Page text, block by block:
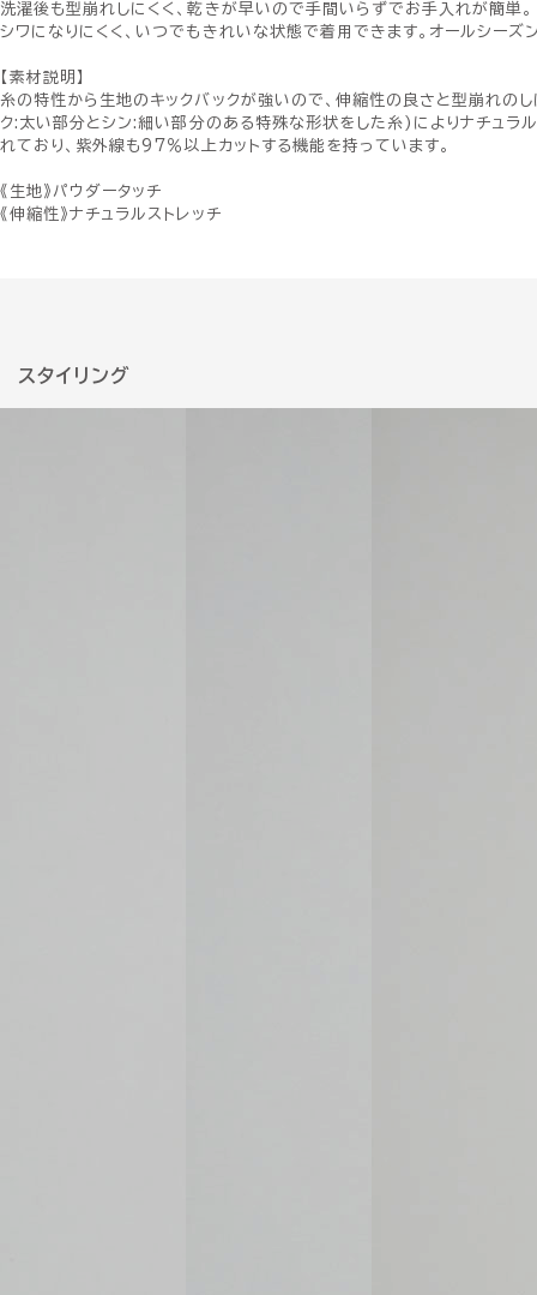
洗濯後も型崩れしにくく、乾きが早いので手間いらずでお手入れが簡単。
シワになりにくく、いつでもきれいな状態で着用できます。オールシー
【素材説明】
糸の特性から生地のキックバックが強いので、伸縮性の良さと型崩れ
ク:太い部分とシン:細い部分のある特殊な形状をした糸)によりナチュラ
れており、紫外線も97％以上カットする機能を持っています。
《生地》パウダータッチ
《伸縮性》ナチュラルストレッチ
スタイリング